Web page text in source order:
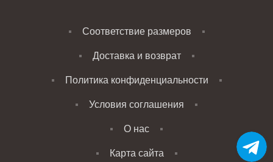
Соответствие размеров
Доставка и возврат
Политика конфиденциальности
Условия соглашения
О нас
Карта сайта